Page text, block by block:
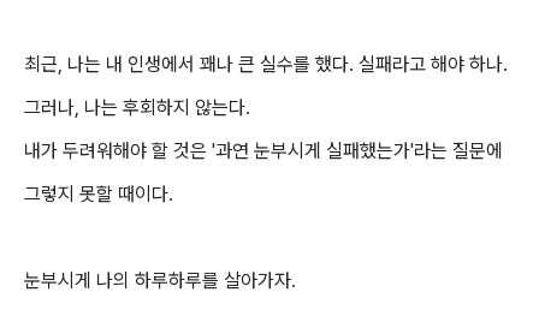
최근, 나는 내 인생에서 꽤나 큰 실수를 했다. 실패라고 해야 하나.
그러나, 나는 후회하지 않는다.
내가 두려워해야 할 것은 '과연 눈부시게 실패했는가'라는 질문에
그렇지 못할 때이다.
눈부시게 나의 하루하루를 살아가자.